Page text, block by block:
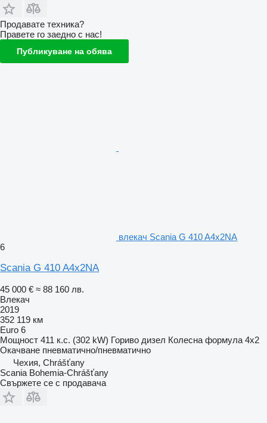
Продавате техника?
Правете го заедно с нас!
Публикуване на обява
влекач Scania G 410 A4x2NA
6
Scania G 410 A4x2NA
45 000 € ≈ 88 160 лв.
Влекач
2019
352 119 км
Euro 6
Мощност 411 к.с. (302 kW) Гориво дизел Колесна формула 4x2
Окачване пневматично/пневматично
Чехия, Chrášťany
Scania Bohemia-Chrášťany
Свържете се с продавача